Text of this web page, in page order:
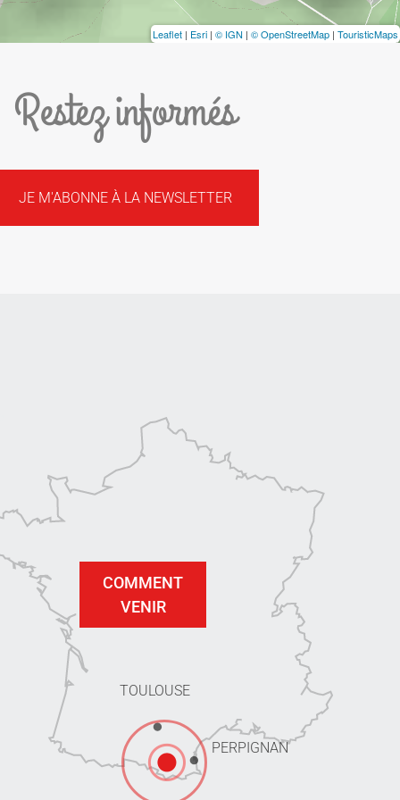
Leaflet | Esri | © IGN | © OpenStreetMap | TouristicMaps
Restez informés
JE M'ABONNE À LA NEWSLETTER
TOULOUSE
PERPIGNAN
COMMENT
VENIR